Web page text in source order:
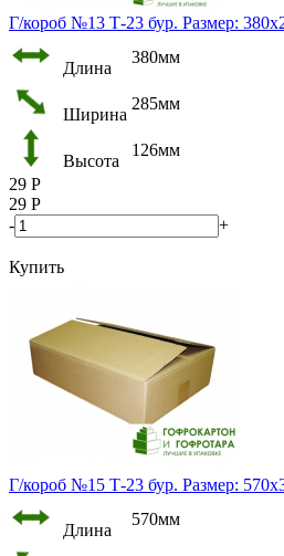
Г/короб №13 Т-23 бур. Размер:
Длина
380мм
Ширина
285мм
Высота
126мм
29 Р
29 Р
-
+
Купить
Г/короб №15 Т-23 бур. Размер:
Длина
570мм